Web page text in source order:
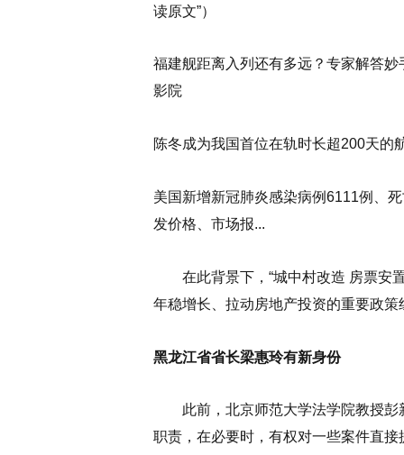
读原文”）
福建舰距离入列还有多远？专家解答
影院
陈冬成为我国首位在轨时长超200天的
美国新增新冠肺炎感染病例6111例、
发价格、市场报...
在此背景下，“城中村改造 房票安置
年稳增长、拉动房地产投资的重要政策
黑龙江省省长梁惠玲有新身份
此前，北京师范大学法学院教授彭
职责，在必要时，有权对一些案件直